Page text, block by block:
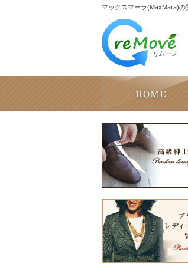
マックスマーラ(MaxMara)の